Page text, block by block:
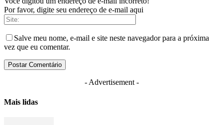
Por favor, digite seu endereço de e-mail aqui
Salve meu nome, e-mail e site neste navegador para a próxima
vez que eu comentar.
- Advertisement -
Mais lidas